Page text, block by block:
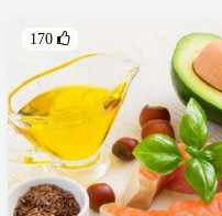
あるケースも多く、高血圧
あっています。よって、肥
伝的体質などが多くの慢性
のため。逆に考えると、適
つを同時に改善できる可能
きる具体的な方法を見てい
170 